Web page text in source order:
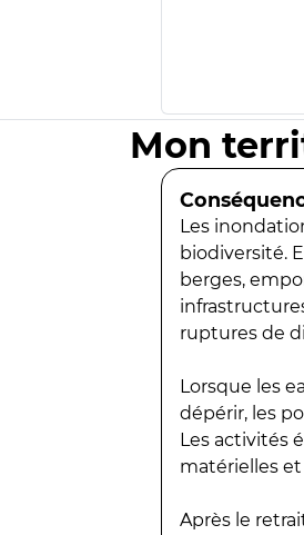
Mon
Les
biodiversité.
berges,
ruptures de
Lorsque les
dépérir, les
Les activités
matérielles
Après le